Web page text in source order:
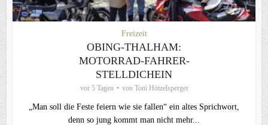
Freizeit
OBING-THALHAM:
MOTORRAD-FAHRER-
STELLDICHEIN
vor 5 Tagen von Toni Hötzelsperger
„Man soll die Feste feiern wie sie fallen“ ein altes Sprichwort,
denn so jung kommt man nicht mehr...